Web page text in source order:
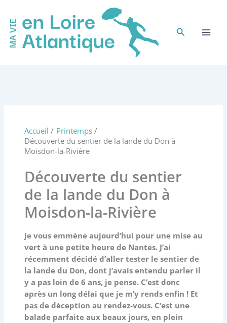
contenu
Rechercher
Accueil
Printemps
Découverte du sentier de la lande du Don à
Moisdon-la-Rivière
Découverte du sentier
de la lande du Don à
Moisdon-la-Rivière
Je vous emmène aujourd’hui pour une mise au
vert à une petite heure de Nantes. J’ai
récemment décidé d’aller tester le sentier de
la lande du Don, dont j’avais entendu parler il
y a pas loin de 6 ans, je pense. C’est donc
après un long délai que je m’y rends enfin ! Et
pas de déception au rendez-vous. C’est une
balade parfaite aux beaux jours, en plein